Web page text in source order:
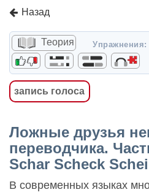
Назад
Теория Упражнения:
запись голоса
Ложные друзья
переводчика.
Schar Scheck
В современных языках